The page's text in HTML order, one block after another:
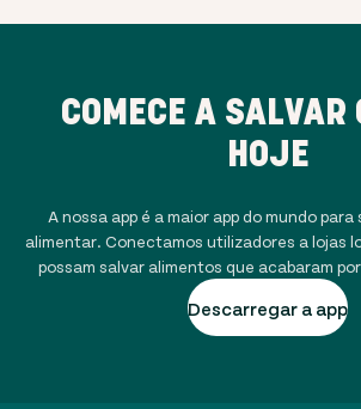
COMECE A SALVAR
HOJE
A nossa app é a maior app do mundo
alimentar. Conectamos utilizadores a lojas
possam salvar alimentos que acabaram
Descarregar a app